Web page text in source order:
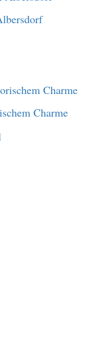
Charme